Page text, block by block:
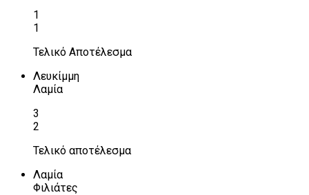
1
1
Τελικό Αποτέλεσμα
Λευκίμμη
Λαμία
3
2
Τελικό αποτέλεσμα
Λαμία
Φιλιάτες